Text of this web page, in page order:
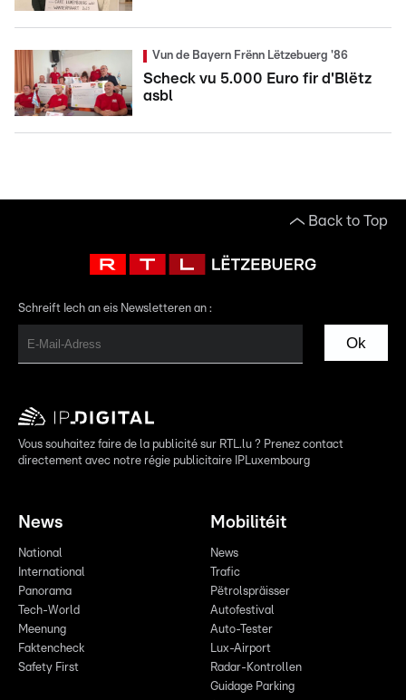
Vun de Bayern Frënn Lëtzebuerg '86
Scheck vu 5.000 Euro fir d'Blëtz
asbl
Back to Top
Schreift Iech an eis Newsletteren an :
Ok
Vous souhaitez faire de la publicité sur RTL.lu ? Prenez contact
directement avec notre régie publicitaire IPLuxembourg
News
National
International
Panorama
Tech-World
Meenung
Faktencheck
Safety First
Mobilitéit
News
Trafic
Pëtrolspräisser
Autofestival
Auto-Tester
Lux-Airport
Radar-Kontrollen
Guidage Parking